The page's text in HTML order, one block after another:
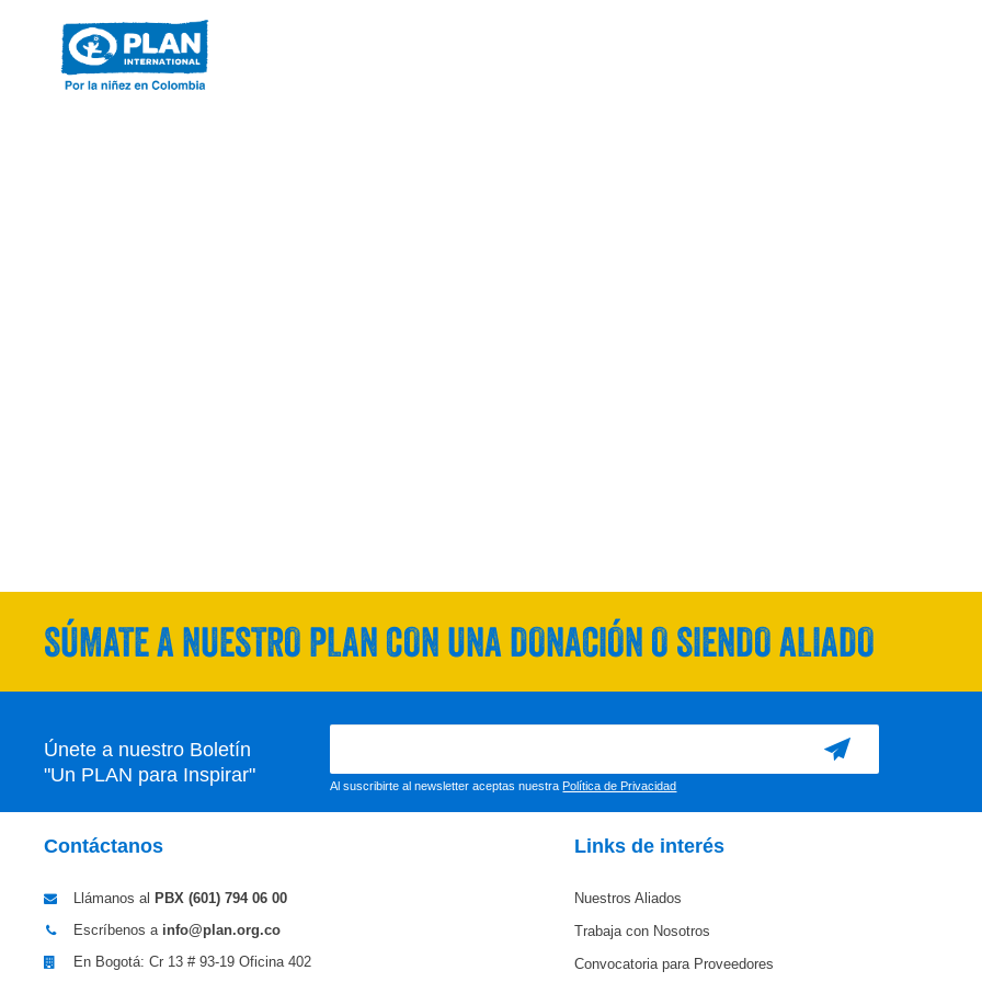
SÚMATE A NUESTRO PLAN CON UNA DONACIÓN O SIENDO ALIADO
Únete a nuestro Boletín
"Un PLAN para Inspirar"
Al suscribirte al newsletter aceptas nuestra Política de Privacidad
Contáctanos
Llámanos al PBX (601) 794 06 00
Escríbenos a info@plan.org.co
En Bogotá: Cr 13 # 93-19 Oficina 402
Links de interés
Nuestros Aliados
Trabaja con Nosotros
Convocatoria para Proveedores